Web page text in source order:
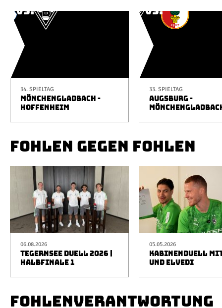
34. SPIELTAG
MÖNCHENGLADBACH -
HOFFENHEIM
33. SPIELTAG
AUGSBURG -
FOHLEN GEGEN FOHLEN
06.08.2026
TEGERNSEE DUELL 2026 |
HALBFINALE 1
05.05.2026
KABINENDUELL
UND ELVEDI
FOHLENVERANTWORTUNG